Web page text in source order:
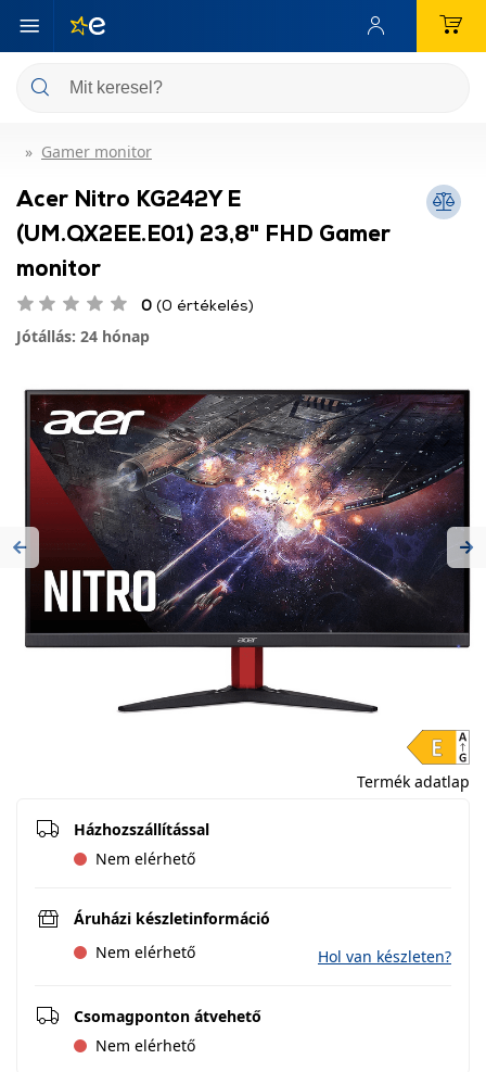
Gamer monitor
Acer Nitro KG242Y E
(UM.QX2EE.E01) 23,8" FHD Gamer
monitor
0 (0 értékelés)
Jótállás: 24 hónap
Previous
Termék adatlap
Házhozszállítással
Nem elérhető
Áruházi készletinformáció
Nem elérhető
Hol van készleten?
Csomagponton átvehető
Nem elérhető